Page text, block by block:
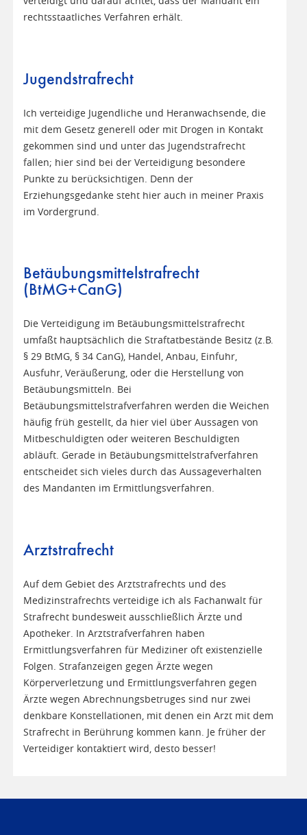
rechtsstaatliches Verfahren erhält.
Jugendstrafrecht
Ich verteidige Jugendliche und Heranwachsende, die
mit dem Gesetz generell oder mit Drogen in Kontakt
gekommen sind und unter das Jugendstrafrecht
fallen; hier sind bei der Verteidigung besondere
Punkte zu berücksichtigen. Denn der
Erziehungsgedanke steht hier auch in meiner Praxis
im Vordergrund.
Betäubungsmittelstrafrecht
(BtMG+CanG)
Die Verteidigung im Betäubungsmittelstrafrecht
umfaßt hauptsächlich die Straftatbestände Besitz (z.B.
§ 29 BtMG, § 34 CanG), Handel, Anbau, Einfuhr,
Ausfuhr, Veräußerung, oder die Herstellung von
Betäubungsmitteln. Bei
Betäubungsmittelstrafverfahren werden die Weichen
häufig früh gestellt, da hier viel über Aussagen von
Mitbeschuldigten oder weiteren Beschuldigten
abläuft. Gerade in Betäubungsmittelstrafverfahren
entscheidet sich vieles durch das Aussageverhalten
des Mandanten im Ermittlungsverfahren.
Arztstrafrecht
Auf dem Gebiet des Arztstrafrechts und des
Medizinstrafrechts verteidige ich als Fachanwalt für
Strafrecht bundesweit ausschließlich Ärzte und
Apotheker. In Arztstrafverfahren haben
Ermittlungsverfahren für Mediziner oft existenzielle
Folgen. Strafanzeigen gegen Ärzte wegen
Körperverletzung und Ermittlungsverfahren gegen
Ärzte wegen Abrechnungsbetruges sind nur zwei
denkbare Konstellationen, mit denen ein Arzt mit dem
Strafrecht in Berührung kommen kann. Je früher der
Verteidiger kontaktiert wird, desto besser!